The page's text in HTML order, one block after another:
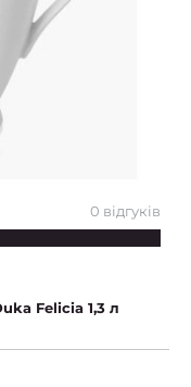
0 відгуків
Felicia 1,3 л